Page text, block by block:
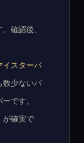
確認後、
イスターバ
数少ないバ
です。
が確実で